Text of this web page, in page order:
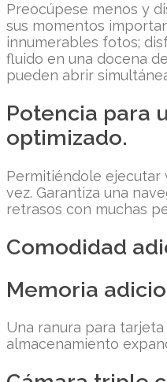
Preocúpese menos y
sus momentos
innumerables fotos;
fluido en una docena
pueden abrir
Potencia para
optimizado.
Permitiéndole ejecutar
vez. Garantiza una
retrasos con muchas
Comodidad
Memoria
Una ranura para
almacenamiento